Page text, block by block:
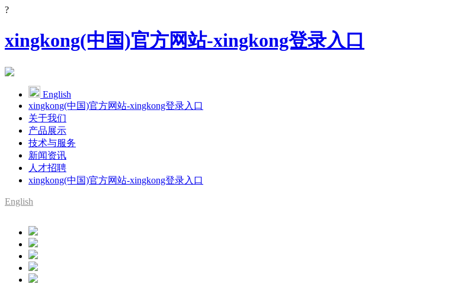
?
xingkong(中国)官方网站-xingkong登录入口
English
xingkong(中国)官方网站-xingkong登录入口
关于我们
产品展示
技术与服务
新闻资讯
人才招聘
xingkong(中国)官方网站-xingkong登录入口
English
YAMAHA代理